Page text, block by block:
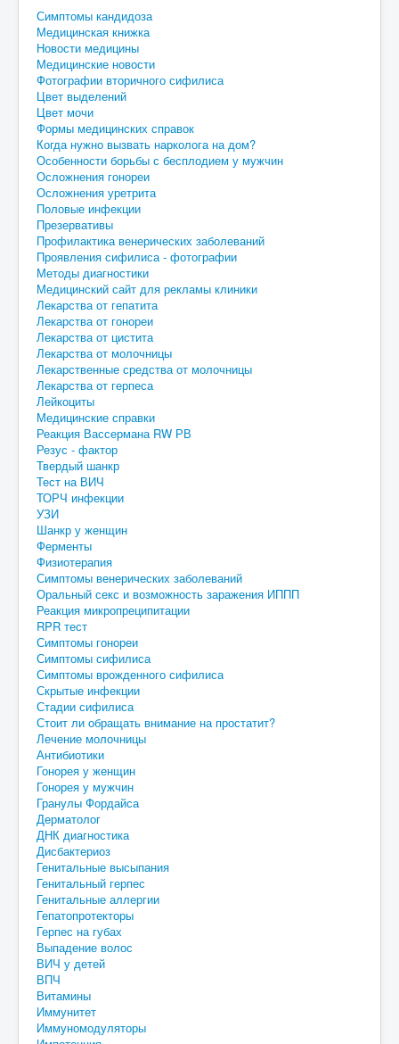
Симптомы кандидоза
Медицинская книжка
Новости медицины
Медицинские новости
Фотографии вторичного сифилиса
Цвет выделений
Цвет мочи
Формы медицинских справок
Когда нужно вызвать нарколога на дом?
Особенности борьбы с бесплодием у мужчин
Осложнения гонореи
Осложнения уретрита
Половые инфекции
Презервативы
Профилактика венерических заболеваний
Проявления сифилиса - фотографии
Методы диагностики
Медицинский сайт для рекламы клиники
Лекарства от гепатита
Лекарства от гонореи
Лекарства от цистита
Лекарства от молочницы
Лекарственные средства от молочницы
Лекарства от герпеса
Лейкоциты
Медицинские справки
Реакция Вассермана RW РВ
Резус - фактор
Твердый шанкр
Тест на ВИЧ
ТОРЧ инфекции
УЗИ
Шанкр у женщин
Ферменты
Физиотерапия
Симптомы венерических заболеваний
Оральный секс и возможность заражения ИППП
Реакция микропреципитации
RPR тест
Симптомы гонореи
Симптомы сифилиса
Симптомы врожденного сифилиса
Скрытые инфекции
Стадии сифилиса
Стоит ли обращать внимание на простатит?
Лечение молочницы
Антибиотики
Гонорея у женщин
Гонорея у мужчин
Гранулы Фордайса
Дерматолог
ДНК диагностика
Дисбактериоз
Генитальные высыпания
Генитальный герпес
Генитальные аллергии
Гепатопротекторы
Герпес на губах
Выпадение волос
ВИЧ у детей
ВПЧ
Витамины
Иммунитет
Иммуномодуляторы